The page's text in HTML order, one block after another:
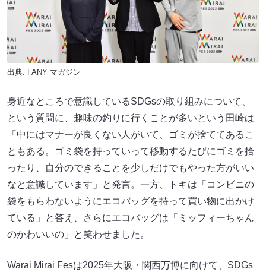
出典: FANY マガジン
身近なところで意識しているSDGsの取り組みについて、
という質問に、趣味の釣りに行くことが多いという田崎は
「中にはマナーが良くない人がいて、ゴミが捨ててあるこ
ともある。ゴミ袋を持っていって移動するたびにゴミを拾
ったり、自分のできることを少しだけでもやった方がいい
なと意識しています」と発言。一方、トキは「コンビニの
袋をもらわないようにエコバッグを持って買い物に出かけ
ている」と答え、さらにエコバッグは「ミッフィーちゃん
のかわいいの」と笑わせました。
Warai Mirai Fesは2025年大阪・関西万博に向けて、SDGs